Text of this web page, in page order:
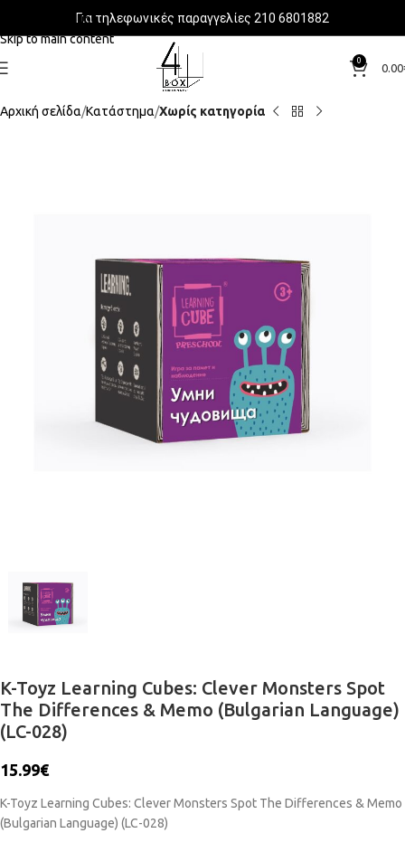
Skip to navigation
Skip to main content
Για τηλεφωνικές παραγγελίες 210 6801882
0
0.00
Αρχική σελίδα Κατάστημα Χωρίς κατηγορία
K-Toyz Learning Cubes: Clever Monsters Spot
The Differences & Memo (Bulgarian Language)
(LC-028)
15.99€
K-Toyz Learning Cubes: Clever Monsters Spot The Differences & Memo
(Bulgarian Language) (LC-028)